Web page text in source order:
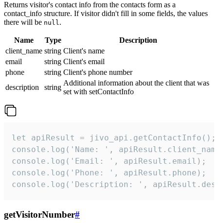
Returns visitor's contact info from the contacts form as a
contact_info structure. If visitor didn't fill in some fields, the values
there will be null.
Name Type
Description
client_name string Client's name
email
string Client's email
phone
string Client's phone number
description
string
Additional information about the client that was
set with setContactInfo
let apiResult = jivo_api.getContactInfo();
console.log('Name: ',
console.log('Email: ', apiResult.email);
console.log('Phone: ', apiResult.phone);
console.log('Description: ',
getVisitorNumber#